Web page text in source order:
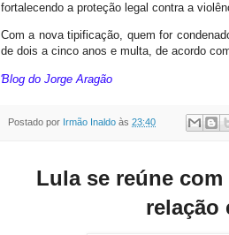
fortalecendo a proteção legal contra a
Com a nova tipificação, quem for
de dois a cinco anos e multa, de acordo
Ɓlog do Jorge Aragão
Postado por Irmão Inaldo às 23:40
Lula se reúne
relação